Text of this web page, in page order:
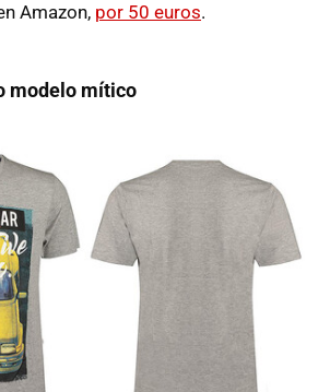
Amazon, por 50 euros.
modelo mítico